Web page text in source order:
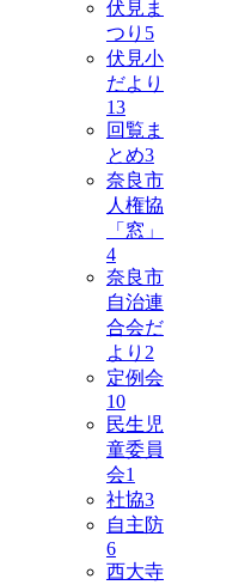
伏見ま
つり 5
伏見小
だより
13
回覧ま
とめ3
奈良市
人権協
「窓」
4
奈良市
自治連
合会だ
より 2
定例会
10
民生児
童委員
会1
社協3
自主防
6
西大寺